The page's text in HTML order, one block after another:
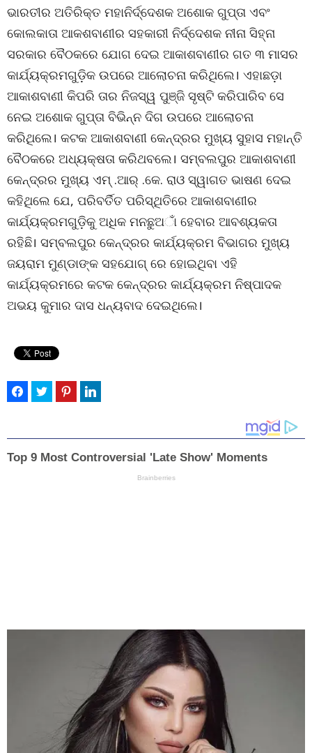
ଭାରତୀର ଅତିରିକ୍ତ ମହାନିର୍ଦ୍ଦେଶକ ଅଶୋକ ଗୁପ୍ତା ଏବଂ
କୋଲକାତା ଆକଶବାଣୀର ସହକାରୀ ନିର୍ଦ୍ଦେଶକ ନୀନା ସିହ୍ନା
ସରକାର ବୈଠକରେ ଯୋଗ ଦେଇ ଆକାଶବାଣୀର ଗତ ୩ ମାସର
କାର୍ଯ୍ୟକ୍ରମଗୁଡ଼ିକ ଉପରେ ଆଲୋଚନା କରିଥିଲେ। ଏହାଛଡ଼ା
ଆକାଶବାଣୀ କିପରି ତାର ନିଜସ୍ୱ ପୁଞ୍ଜି ସୃଷ୍ଟି କରିପାରିବ ସେ
ନେଇ ଅଶୋକ ଗୁପ୍ତା ବିଭିନ୍ନ ଦିଗ ଉପରେ ଆଲୋଚନା
କରିଥିଲେ। କଟକ ଆକାଶବାଣୀ କେନ୍ଦ୍ରର ମୁଖ୍ୟ ସୁହାସ ମହାନ୍ତି
ବୈଠକରେ ଅଧ୍ୟକ୍ଷତା କରିଥବଲେ। ସମ୍ବଲପୁର ଆକାଶବାଣୀ
କେନ୍ଦ୍ରର ମୁଖ୍ୟ ଏମ୍ .ଆର୍ .କେ. ରାଓ ସ୍ୱାଗତ ଭାଷଣ ଦେଇ
କହିଥିଲେ ଯେ, ପରିବର୍ତିତ ପରିସ୍ଥିତିରେ ଆକାଶବାଣୀର
କାର୍ଯ୍ୟକ୍ରମଗୁଡ଼ିକୁ ଅଧିକ ମନଛୁଅାଁ ହେବାର ଆବଶ୍ୟକତା
ରହିଛି। ସମ୍ବଲପୁର କେନ୍ଦ୍ରର କାର୍ଯ୍ୟକ୍ରମ ବିଭାଗର ମୁଖ୍ୟ
ଜୟରାମ ମୁଣ୍ଡାଙ୍କ ସହଯୋଗ୍ ରେ ହୋଇଥିବା ଏହି
କାର୍ଯ୍ୟକ୍ରମରେ କଟକ କେନ୍ଦ୍ରର କାର୍ଯ୍ୟକ୍ରମ ନିଷ୍ପାଦକ
ଅଭୟ କୁମାର ଦାସ ଧନ୍ୟବାଦ ଦେଇଥିଲେ।